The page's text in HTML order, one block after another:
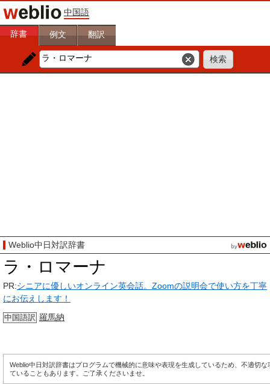
中国語
辞書 例文 翻訳
Weblio中日対訳辞書
ラ・ロマーナ
PR:シニアに優しいオンライン英会話。Zoomの説明会で使い方を丁寧
にお伝えします！
中国語訳 羅馬納
Weblio中日対訳辞書はプログラムで機械的に意味や表現を生成しているため、不適切な
ていることもあります。ご了承くださいませ。